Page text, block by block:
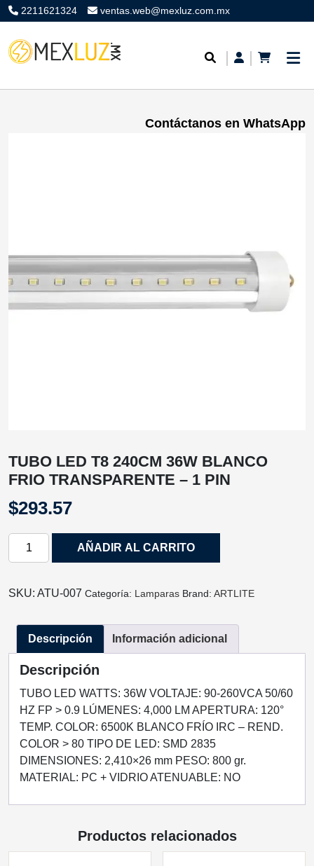
2211621324 ventas.web@mexluz.com.mx
Contáctanos en WhatsApp
TUBO LED T8 240CM 36W BLANCO
FRIO TRANSPARENTE – 1 PIN
$293.57
TUBO
240CM
BLANCO
FRIO
TRANSPARENTE
PIN
cantidad
AÑADIR AL CARRITO
SKU: ATU-007 Categoría: Lamparas Brand: ARTLITE
Descripción Información adicional
Descripción
TUBO LED WATTS: 36W VOLTAJE: 90-260VCA 50/60
HZ FP > 0.9 LÚMENES: 4,000 LM APERTURA: 120°
TEMP. COLOR: 6500K BLANCO FRÍO IRC – REND.
COLOR > 80 TIPO DE LED: SMD 2835
DIMENSIONES: 2,410×26 mm PESO: 800 gr.
MATERIAL: PC + VIDRIO ATENUABLE: NO
Productos relacionados